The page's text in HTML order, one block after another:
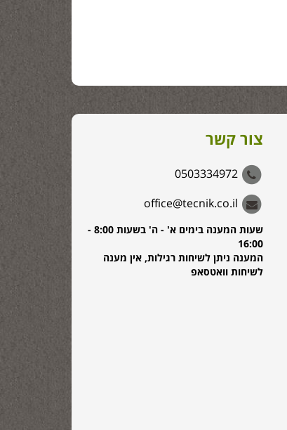
צור קשר
0503334972
office@tecnik.co.il
שעות המענה בימים א' - ה' בשעות 8:00 -
16:00
המענה ניתן לשיחות רגילות, אין מענה
לשיחות וואטסאפ